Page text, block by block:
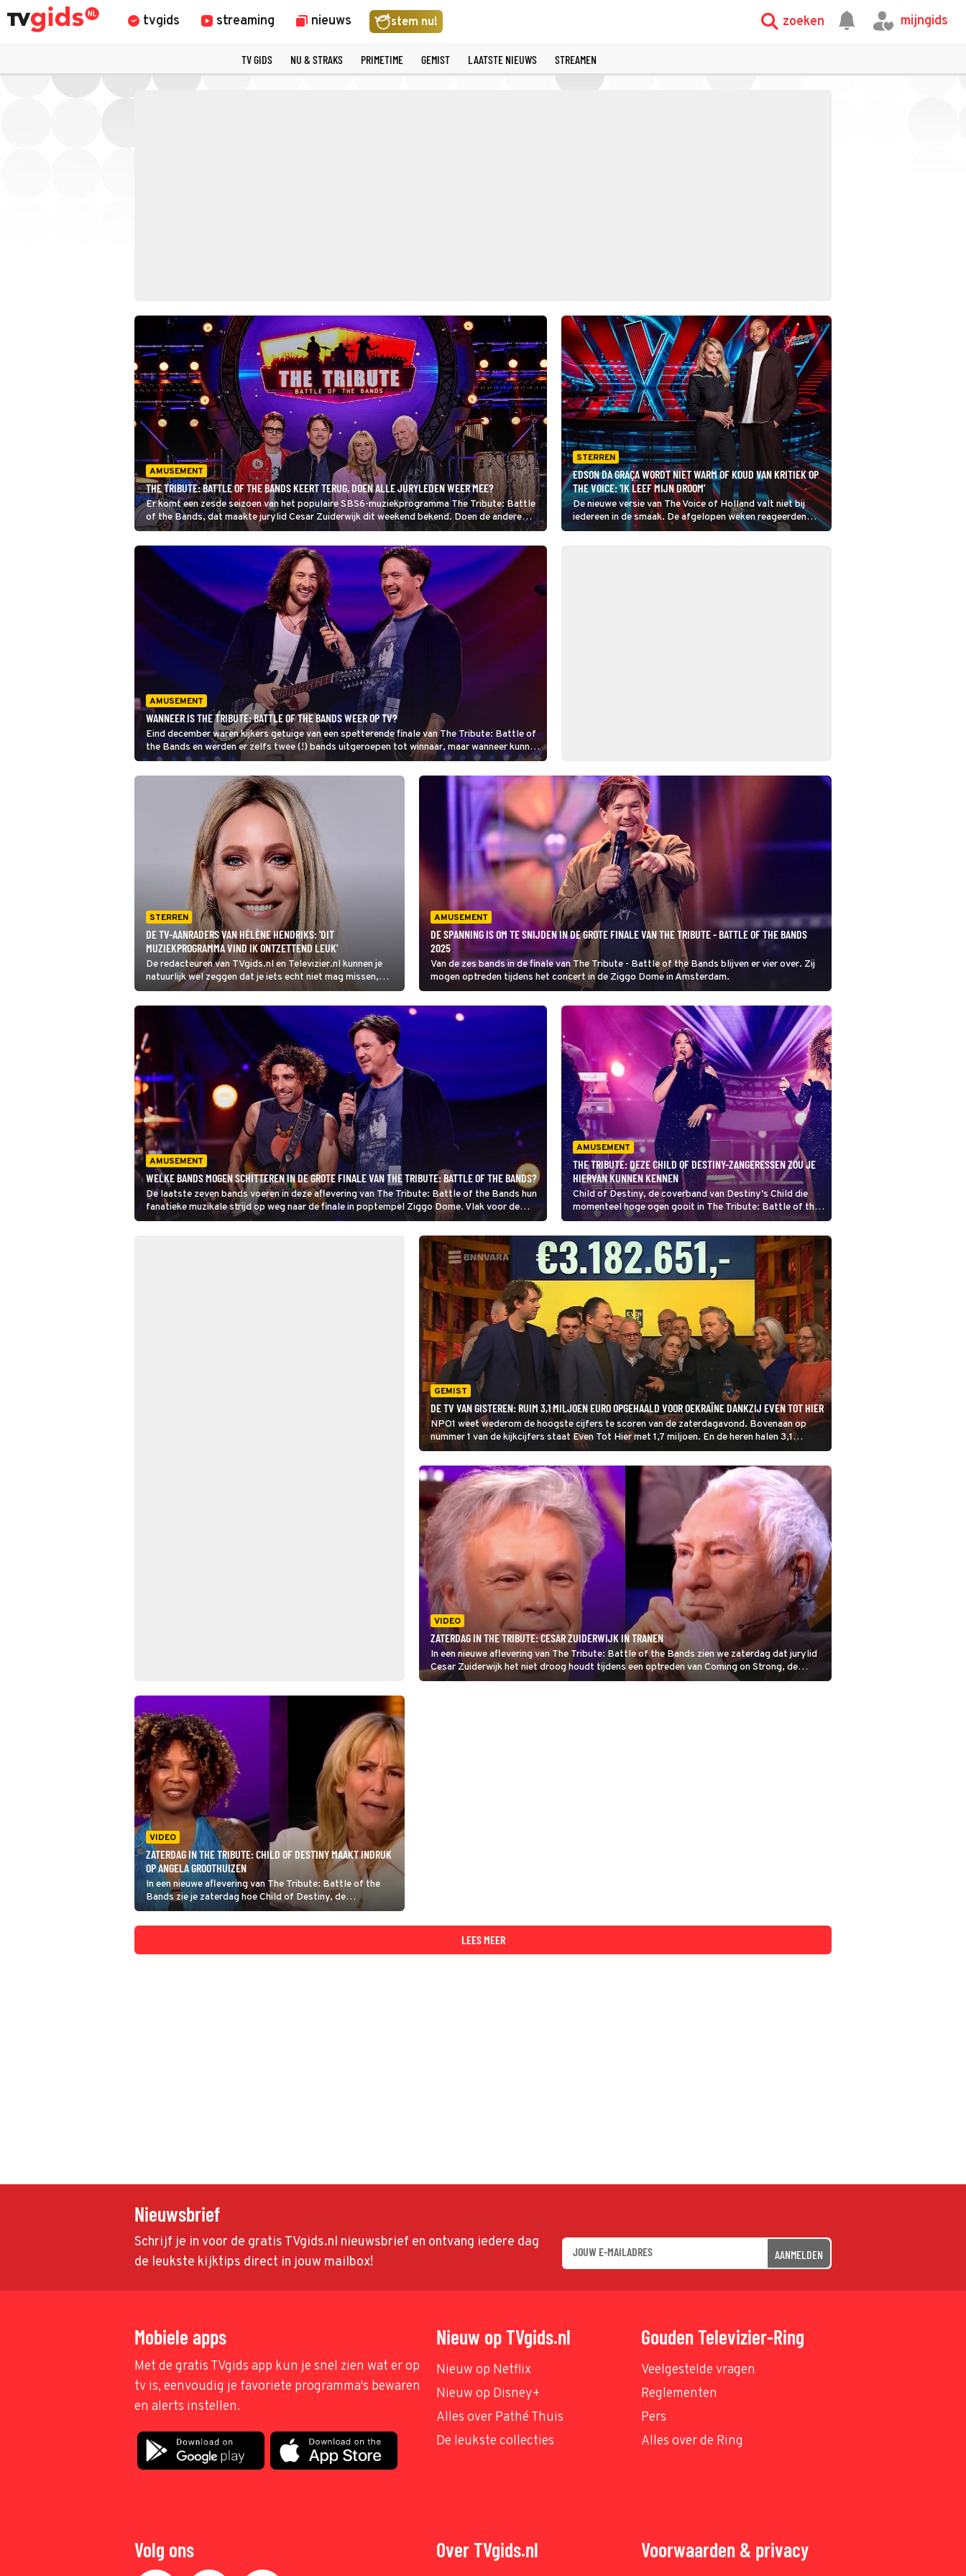
tvgids streaming nieuws stem nu! zoeken mijngids
TV GIDS NU & STRAKS PRIMETIME GEMIST LAATSTE NIEUWS STREAMEN
AMUSEMENT
THE TRIBUTE: BATTLE OF THE BANDS KEERT TERUG, DOEN ALLE JURYLEDEN WEER MEE?
Er komt een zesde seizoen van het populaire SBS6-muziekprogramma The Tribute: Battle
of the Bands, dat maakte jurylid Cesar Zuiderwijk dit weekend bekend. Doen de andere
juryleden ook weer mee? Lees snel verder.
STERREN
EDSON DA GRAÇA WORDT NIET WARM OF KOUD VAN KRITIEK OP
THE VOICE: 'IK LEEF MIJN DROOM'
De nieuwe versie van The Voice of Holland valt niet bij
iedereen in de smaak. De afgelopen weken reageerden
kijkers op X niet al te positief op de zangkwaliteiten en op
AMUSEMENT
WANNEER IS THE TRIBUTE: BATTLE OF THE BANDS WEER OP TV?
Eind december waren kijkers getuige van een spetterende finale van The Tribute: Battle of
the Bands en werden er zelfs twee (!) bands uitgeroepen tot winnaar, maar wanneer kunnen
we weer genieten van de beste coverbands op tv en start het nieuwe seizoen van het
SBS6-programma?
STERREN
DE TV-AANRADERS VAN HÉLÈNE HENDRIKS: 'DIT
MUZIEKPROGRAMMA VIND IK ONTZETTEND LEUK'
De redacteuren van TVgids.nl en Televizier.nl kunnen je
natuurlijk wel zeggen dat je iets echt niet mag missen,
maar nóg leuker is om het rechtstreeks van de tv-sterren
zelf te horen. Vandaag is het de beurt aan Hélène
AMUSEMENT
DE SPANNING IS OM TE SNIJDEN IN DE GROTE FINALE VAN THE TRIBUTE - BATTLE OF THE BANDS
2025
Van de zes bands in de finale van The Tribute - Battle of the Bands blijven er vier over. Zij
mogen optreden tijdens het concert in de Ziggo Dome in Amsterdam.
AMUSEMENT
WELKE BANDS MOGEN SCHITTEREN IN DE GROTE FINALE VAN THE TRIBUTE: BATTLE OF THE BANDS?
De laatste zeven bands voeren in deze aflevering van The Tribute: Battle of the Bands hun
fanatieke muzikale strijd op weg naar de finale in poptempel Ziggo Dome. Vlak voor de
finale van volgende week worden de zangers en muzikanten op een bijzondere manier
AMUSEMENT
THE TRIBUTE: DEZE CHILD OF DESTINY-ZANGERESSEN ZOU JE
HIERVAN KUNNEN KENNEN
Child of Destiny, de coverband van Destiny's Child die
momenteel hoge ogen gooit in The Tribute: Battle of the
Bands, bestaat uit drie zangeressen en twee daarvan zou
je heel goed kunnen kennen uit andere programma's. Om
wie gaat het?
GEMIST
DE TV VAN GISTEREN: RUIM 3,1 MILJOEN EURO OPGEHAALD VOOR OEKRAÏNE DANKZIJ EVEN TOT HIER
NPO1 weet wederom de hoogste cijfers te scoren van de zaterdagavond. Bovenaan op
nummer 1 van de kijkcijfers staat Even Tot Hier met 1,7 miljoen. En de heren halen 3,1
miljoen op voor het goede doel.
VIDEO
ZATERDAG IN THE TRIBUTE: CESAR ZUIDERWIJK IN TRANEN
In een nieuwe aflevering van The Tribute: Battle of the Bands zien we zaterdag dat jurylid
Cesar Zuiderwijk het niet droog houdt tijdens een optreden van Coming on Strong, de
tributeband van de Golden Earring.
VIDEO
ZATERDAG IN THE TRIBUTE: CHILD OF DESTINY MAAKT INDRUK
OP ANGELA GROOTHUIZEN
In een nieuwe aflevering van The Tribute: Battle of the
Bands zie je zaterdag hoe Child of Destiny, de
tributeband van Destiny's Child, indruk maakt op jurylid
Angela Groothuizen met hun versie van Bootylicious: 'Ik
LEES MEER
Nieuwsbrief
Schrijf je in voor de gratis TVgids.nl nieuwsbrief en ontvang iedere dag
de leukste kijktips direct in jouw mailbox!
AANMELDEN
Mobiele apps
Met de gratis TVgids app kun je snel zien wat er op
tv is, eenvoudig je favoriete programma's bewaren
en alerts instellen.
Nieuw op TVgids.nl
Nieuw op Netflix
Nieuw op Disney+
Alles over Pathé Thuis
De leukste collecties
Gouden Televizier-Ring
Veelgestelde vragen
Reglementen
Pers
Alles over de Ring
Volg ons Over TVgids.nl Voorwaarden & privacy